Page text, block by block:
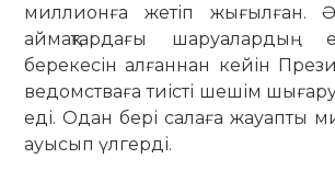
миллионға жетіп жығылған.
аймақтардағы шаруалардың
берекесін алғаннан кейін
ведомстваға тиісті шешім
еді. Одан бері салаға жауапты
ауысып үлгерді.